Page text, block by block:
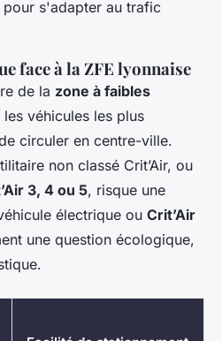
s'adapter au trafic
face à la ZFE lyonnaise
de la zone à faibles
les véhicules les plus
circuler en centre-ville.
non classé Crit’Air, ou
3, 4 ou 5, risque une
électrique ou Crit’Air
une question écologique,